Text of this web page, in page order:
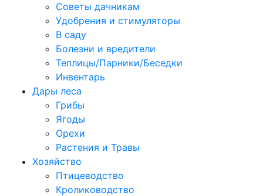
Советы дачникам
Удобрения и стимуляторы
В саду
Болезни и вредители
Теплицы/Парники/Беседки
Инвентарь
Дары леса
Грибы
Ягоды
Орехи
Растения и Травы
Хозяйство
Птицеводство
Кролиководство